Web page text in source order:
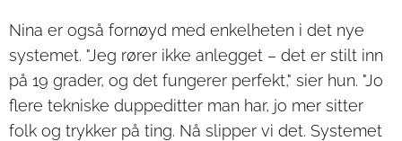
Nina er også fornøyd med enkelheten i det nye
systemet. "Jeg rører ikke anlegget – det er stilt inn
på 19 grader, og det fungerer perfekt," sier hun. "Jo
flere tekniske duppeditter man har, jo mer sitter
folk og trykker på ting. Nå slipper vi det. Systemet